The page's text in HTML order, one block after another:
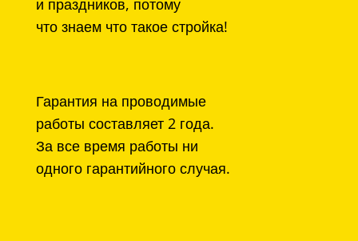
и праздников, потому
что знаем что такое стройка!
Гарантия на проводимые
работы составляет 2 года.
За все время работы ни
одного гарантийного случая.